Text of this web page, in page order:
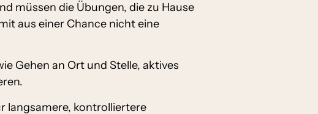
müssen die Übungen, die zu Hause
aus einer Chance nicht eine
Gehen an Ort und Stelle, aktives
langsamere, kontrolliertere